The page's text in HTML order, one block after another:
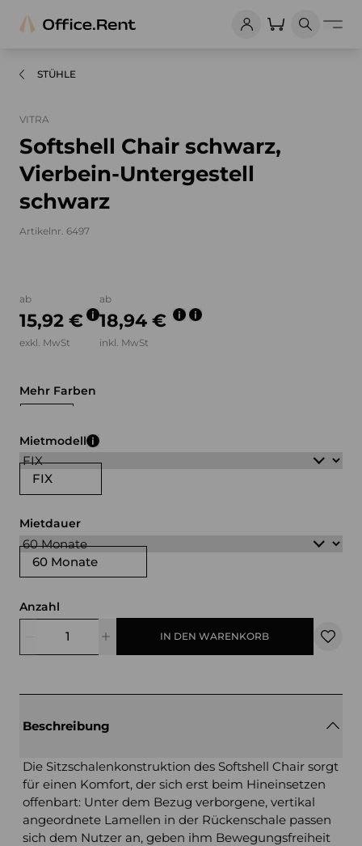
STÜHLE
VITRA
Softshell Chair schwarz,
Vierbein-Untergestell
schwarz
Artikelnr. 6497
ab
15,92 €
exkl. MwSt
ab
18,94 €
inkl. MwSt
Mehr Farben
FIX
Mietmodell
60 Monate
Mietdauer
Anzahl
IN DEN WARENKORB
Beschreibung
Die Sitzschalenkonstruktion des Softshell Chair sorgt
für einen Komfort, der sich erst beim Hineinsetzen
offenbart: Unter dem Bezug verborgene, vertikal
angeordnete Lamellen in der Rückenschale passen
sich dem Nutzer an, geben ihm Bewegungsfreiheit